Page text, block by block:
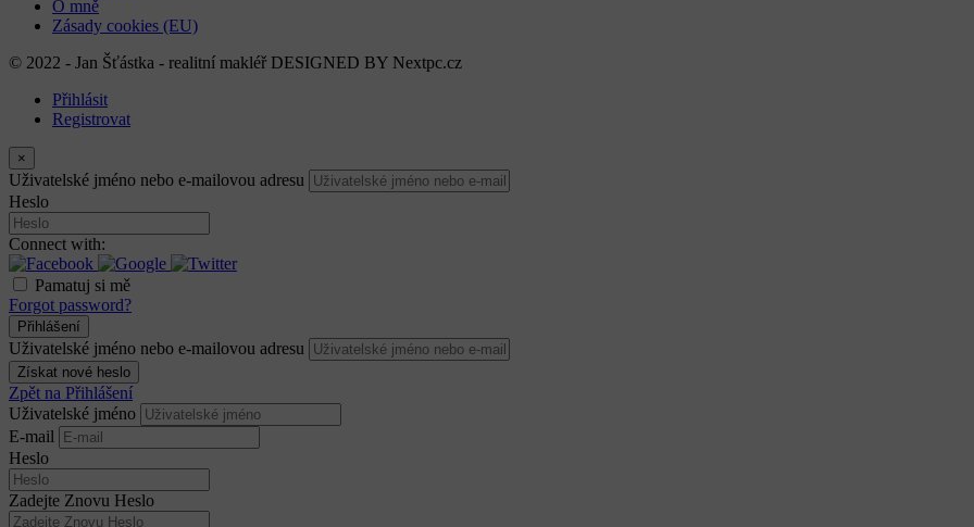
O mně
Zásady cookies (EU)
© 2022 - Jan Šťástka - realitní makléř DESIGNED BY Nextpc.cz
Přihlásit
Registrovat
×
Uživatelské jméno nebo e-mailovou adresu
Heslo
Connect with:
Pamatuj si mě
Forgot password?
Přihlášení
Uživatelské jméno nebo e-mailovou adresu
Získat nové heslo
Zpět na Přihlášení
Uživatelské jméno
E-mail
Heslo
Zadejte Znovu Heslo